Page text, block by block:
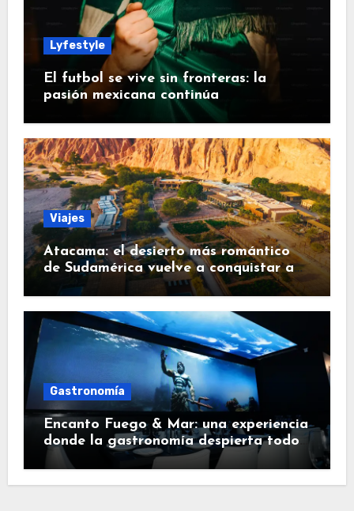
Lyfestyle
El futbol se vive sin fronteras: la
pasión mexicana continúa
Viajes
Atacama: el desierto más romántico
de Sudamérica vuelve a conquistar a
los viajeros
Gastronomía
Encanto Fuego & Mar: una experiencia
donde la gastronomía despierta todos
los sentidos